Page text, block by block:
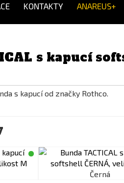
KONTAKTY ANAREUS+
s kapucí
s kapucí od značky Rothco.
Černá